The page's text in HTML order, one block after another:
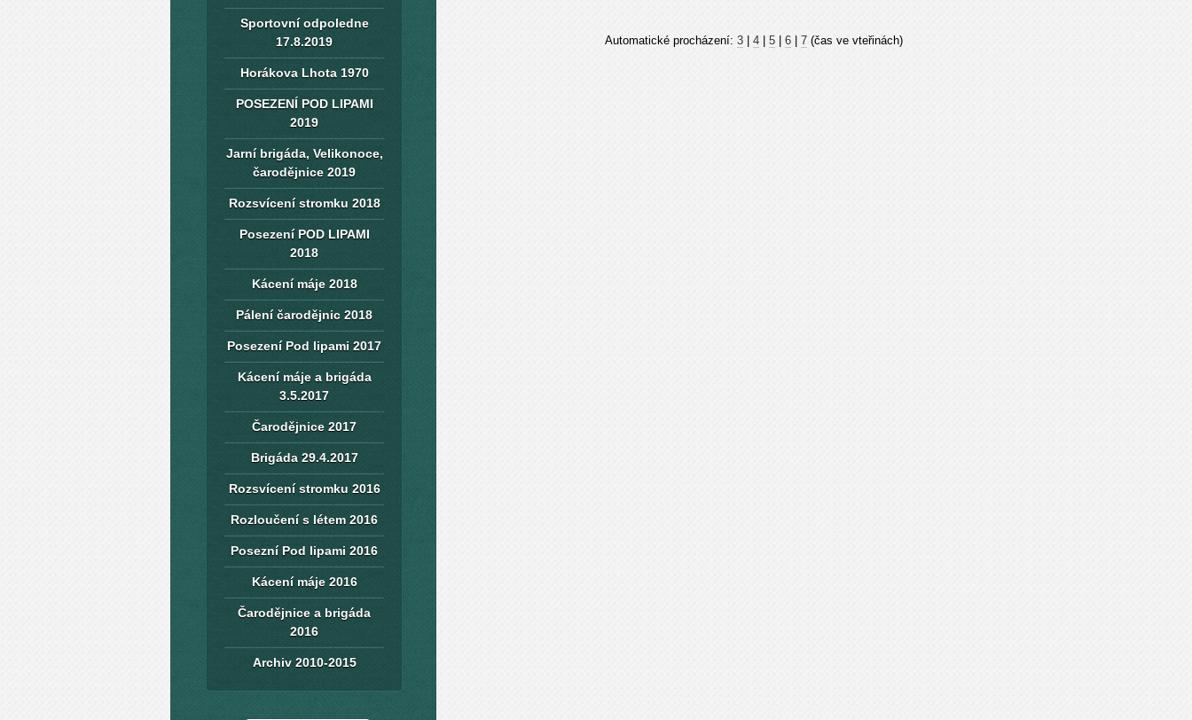
Automatické procházení: 3| 4| 5| 6| 7(čas ve vteřinách)
Sportovní odpoledne
17.8.2019
Horákova Lhota 1970
POSEZENÍ POD LIPAMI
2019
Jarní brigáda, Velikonoce,
čarodějnice 2019
Rozsvícení stromku 2018
Posezení POD LIPAMI
2018
Kácení máje 2018
Pálení čarodějnic 2018
Posezení Pod lipami 2017
Kácení máje a brigáda
3.5.2017
Čarodějnice 2017
Brigáda 29.4.2017
Rozsvícení stromku 2016
Rozloučení s létem 2016
Posezní Pod lipami 2016
Kácení máje 2016
Čarodějnice a brigáda
2016
Archiv 2010-2015